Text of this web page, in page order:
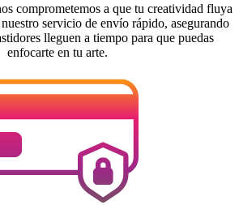
comprometemos a que tu creatividad fluya
servicio de envío rápido, asegurando
lleguen a tiempo para que puedas
enfocarte en tu arte.